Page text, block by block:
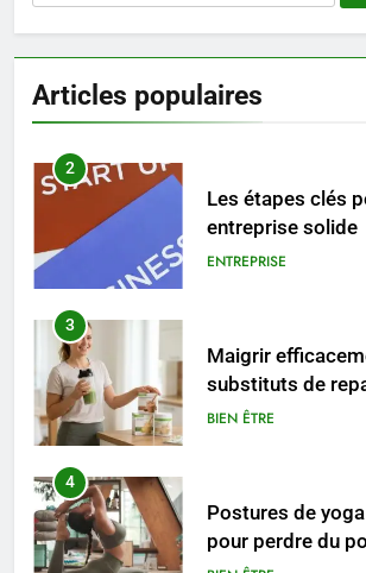
Articles populaires
1
reviennent
MODE
2
Les étapes clés
entreprise solide
ENTREPRISE
3
Maigrir
substituts de
conseils pratiques
BIEN ÊTRE
4
Postures de
pour perdre du